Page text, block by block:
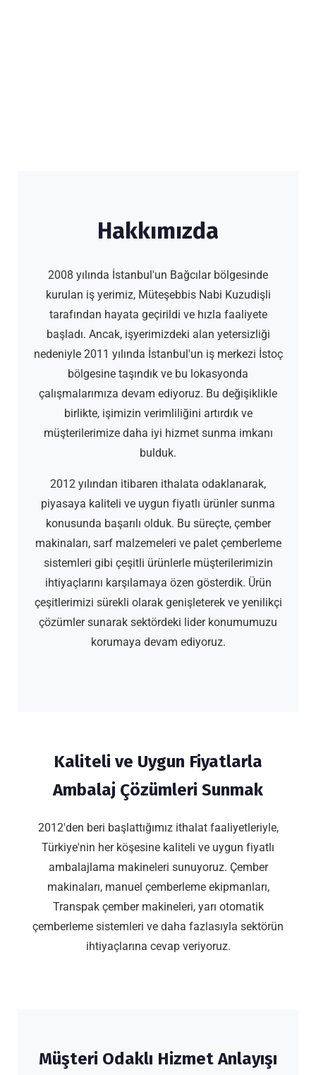
Hakkımızda
2008 yılında İstanbul'un Bağcılar bölgesinde
kurulan iş yerimiz, Müteşebbis Nabi Kuzudişli
tarafından hayata geçirildi ve hızla faaliyete
başladı. Ancak, işyerimizdeki alan yetersizliği
nedeniyle 2011 yılında İstanbul'un iş merkezi İstoç
bölgesine taşındık ve bu lokasyonda
çalışmalarımıza devam ediyoruz. Bu değişiklikle
birlikte, işimizin verimliliğini artırdık ve
müşterilerimize daha iyi hizmet sunma imkanı
bulduk.
2012 yılından itibaren ithalata odaklanarak,
piyasaya kaliteli ve uygun fiyatlı ürünler sunma
konusunda başarılı olduk. Bu süreçte, çember
makinaları, sarf malzemeleri ve palet çemberleme
sistemleri gibi çeşitli ürünlerle müşterilerimizin
ihtiyaçlarını karşılamaya özen gösterdik. Ürün
çeşitlerimizi sürekli olarak genişleterek ve yenilikçi
çözümler sunarak sektördeki lider konumumuzu
korumaya devam ediyoruz.
Kaliteli ve Uygun Fiyatlarla
Ambalaj Çözümleri Sunmak
2012'den beri başlattığımız ithalat faaliyetleriyle,
Türkiye'nin her köşesine kaliteli ve uygun fiyatlı
ambalajlama makineleri sunuyoruz. Çember
makinaları, manuel çemberleme ekipmanları,
Transpak çember makineleri, yarı otomatik
çemberleme sistemleri ve daha fazlasıyla sektörün
ihtiyaçlarına cevap veriyoruz.
Müşteri Odaklı Hizmet Anlayışı